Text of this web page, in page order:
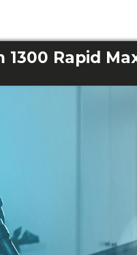
1300 Rapid